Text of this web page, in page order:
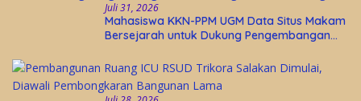
Juli 31, 2026
Mahasiswa KKN-PPM UGM Data Situs Makam
Bersejarah untuk Dukung Pengembangan